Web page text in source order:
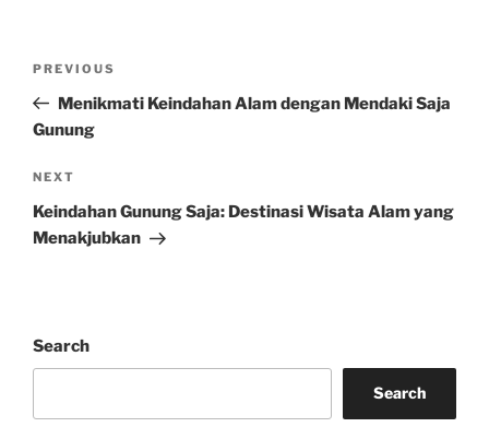
Previous
Post
PREVIOUS
Menikmati Keindahan Alam dengan Mendaki Saja
Gunung
Next
Post
NEXT
Keindahan Gunung Saja: Destinasi Wisata Alam yang
Menakjubkan
Search
Search